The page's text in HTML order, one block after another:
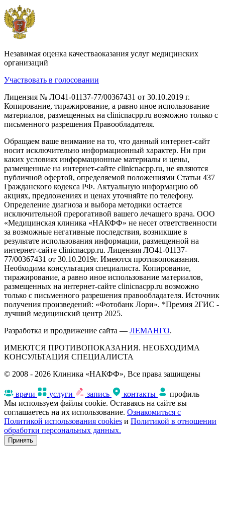
Незавимая оценка качестваоказания услуг медицинских
организаций
Участвовать в голосовании
Лицензия № ЛО41-01137-77/00367431 от 30.10.2019 г.
Копирование, тиражирование, а равно иное использование
материалов, размещенных на clinicnacpp.ru возможно только с
письменного разрешения Правообладателя.
Обращаем ваше внимание на то, что данный интернет-сайт
носит исключительно информационный характер. Ни при
каких условиях информационные материалы и цены,
размещенные на интернет-сайте clinicnacpp.ru, не являются
публичной офертой, определяемой положениями Статьи 437
Гражданского кодекса РФ. Актуальную информацию об
акциях, предложениях и ценах уточняйте по телефону.
Определение диагноза и выбора методики остается
исключительной прерогативой вашего лечащего врача. ООО
«Медицинская клиника «НАКФФ» не несет ответственности
за возможные негативные последствия, возникшие в
результате использования информации, размещенной на
интернет-сайте clinicnacpp.ru. Лицензия ЛО41-01137-
77/00367431 от 30.10.2019г. Имеются противопоказания.
Необходима консультация специалиста. Копирование,
тиражирование, а равно иное использование материалов,
размещенных на интернет-сайте clinicnacpp.ru возможно
только с письменного разрешения правообладателя. Источник
получения произведений: «Фотобанк Лори». *Премия 2ГИС -
лучший медицинский центр 2025.
Разработка и продвижение сайта — ЛЕМАНГО.
ИМЕЮТСЯ ПРОТИВОПОКАЗАНИЯ. НЕОБХОДИМА
КОНСУЛЬТАЦИЯ СПЕЦИАЛИСТА
© 2008 - 2026 Клиника «НАКФФ», Все права защищены
врачи услуги запись контакты
профиль
Мы используем файлы cookie. Оставаясь на сайте вы
соглашаетесь на их использование. Ознакомиться с
Политикой использования cookies и Политикой в отношении
обработки персональных данных.
Принять